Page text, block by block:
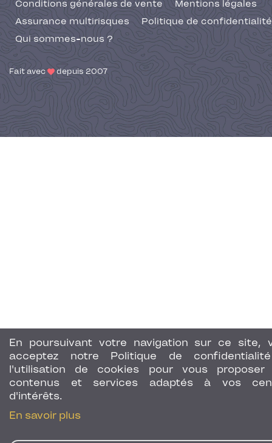
En poursuivant votre navigation sur ce site,
acceptez notre Politique de
l'utilisation de cookies pour vous proposer
contenus et services adaptés à vos
d'intérêts.
En savoir plus
Conditions générales de vente
Mentions légales
Assurance multirisques
Politique de confidentialité
Qui sommes-nous ?
Fait avec depuis 2007